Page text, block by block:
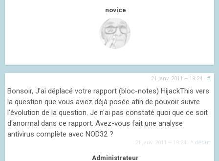
novice
21 janv. 2011 – 19:24 · #
Bonsoir, J'ai déplacé votre rapport (bloc-notes) HijackThis vers
la question que vous aviez déjà posée afin de pouvoir suivre
l'évolution de la question. Je n'ai pas constaté quoi que ce soit
d'anormal dans ce rapport. Avez-vous fait une analyse
antivirus complète avec NOD32 ?
21 janv. 2011 – 19:24 ^ début
Administrateur